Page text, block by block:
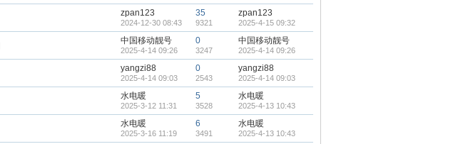
zpan123
2024-12-30 08:43
35
9321
zpan123
2025-4-15 09:32
中国移动靓号
2025-4-14 09:26
0
3247
中国移动靓号
2025-4-14 09:26
yangzi88
2025-4-14 09:03
0
2543
yangzi88
2025-4-14 09:03
水电暖
2025-3-12 11:31
5
3528
水电暖
2025-4-13 10:43
水电暖
2025-3-16 11:19
6
3491
水电暖
2025-4-13 10:43